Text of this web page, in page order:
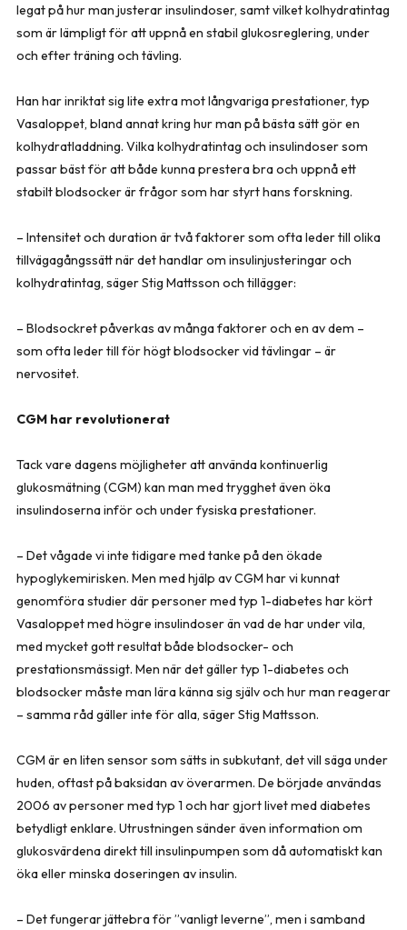
legat på hur man justerar insulindoser, samt vilket kolhydratintag
som är lämpligt för att uppnå en stabil glukosreglering, under
och efter träning och tävling.
Han har inriktat sig lite extra mot långvariga prestationer, typ
Vasaloppet, bland annat kring hur man på bästa sätt gör en
kolhydratladdning. Vilka kolhydratintag och insulindoser som
passar bäst för att både kunna prestera bra och uppnå ett
stabilt blodsocker är frågor som har styrt hans forskning.
– Intensitet och duration är två faktorer som ofta leder till olika
tillvägagångssätt när det handlar om insulinjusteringar och
kolhydratintag, säger Stig Mattsson och tillägger:
– Blodsockret påverkas av många faktorer och en av dem –
som ofta leder till för högt blodsocker vid tävlingar – är
nervositet.
CGM har revolutionerat
Tack vare dagens möjligheter att använda kontinuerlig
glukosmätning (CGM) kan man med trygghet även öka
insulindoserna inför och under fysiska prestationer.
– Det vågade vi inte tidigare med tanke på den ökade
hypoglykemirisken. Men med hjälp av CGM har vi kunnat
genomföra studier där personer med typ 1-­diabetes har kört
Vasaloppet med högre insulindoser än vad de har under vila,
med mycket gott resultat både blodsocker- och
prestationsmässigt. Men när det gäller typ 1-diabetes och
blodsocker måste man lära känna sig själv och hur man reagerar
– samma råd gäller inte för alla, säger Stig Mattsson.
CGM är en liten sensor som sätts in subkutant, det vill säga under
huden, oftast på baksidan av överarmen. De började användas
2006 av personer med typ 1 och har gjort livet med diabetes
betydligt enklare. Utrustningen sänder även information om
glukosvärdena direkt till insulinpumpen som då automatiskt kan
öka eller minska doseringen av insulin.
– Det fungerar jättebra för ”vanligt leverne”, men i samband